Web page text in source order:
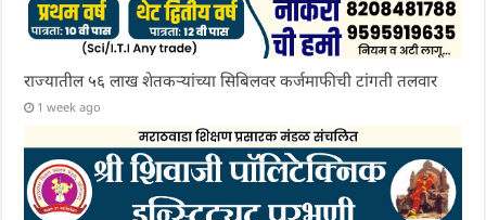
राज्यातील ५६ लाख शेतकऱ्यांच्या सिबिलवर कर्जमाफीची टांगती तलवार
1 week ago